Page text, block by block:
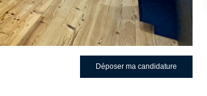
Déposer ma candidature